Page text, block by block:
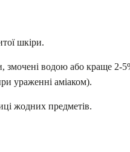
шкіри.
змочені водою або краще 2-
ураженні аміаком).
жодних предметів.